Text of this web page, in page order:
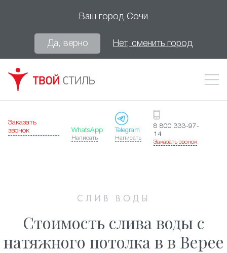
Ваш город Сочи
Да, верно Нет, сменить город
Заказать
звонок
WhatsApp
Написать
Telegram
Написать
8 800 333-97-
14
Заказать звонок
СЛИВ ВОДЫ
Стоимость слива воды с
натяжного потолка в в Верее